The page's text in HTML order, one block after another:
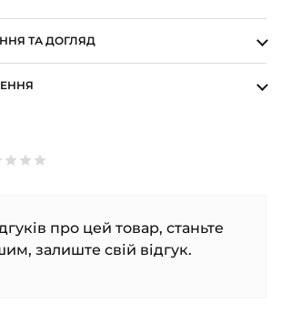
ТА ДОГЛЯД
про цей товар, станьте
залиште свій відгук.